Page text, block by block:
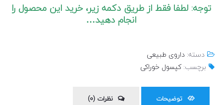
توجه: لطفا فقط از طريق دكمه زير، خريد اين محصول را
انجام دهيد…
دسته: داروى طبيعى
برچسب:كپسول خوراكى
توضیحات نظرات (0)